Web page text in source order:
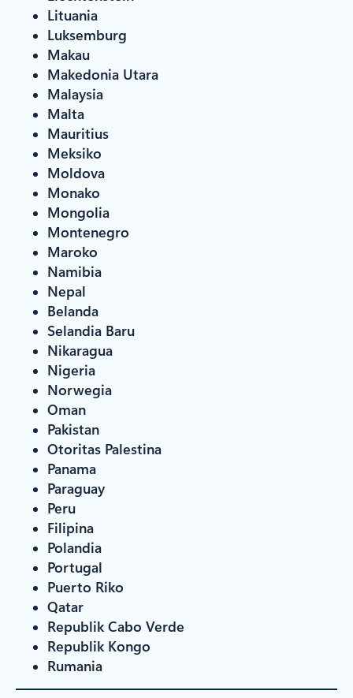
Lituania
Luksemburg
Makau
Makedonia Utara
Malaysia
Malta
Mauritius
Meksiko
Moldova
Monako
Mongolia
Montenegro
Maroko
Namibia
Nepal
Belanda
Selandia Baru
Nikaragua
Nigeria
Norwegia
Oman
Pakistan
Otoritas Palestina
Panama
Paraguay
Peru
Filipina
Polandia
Portugal
Puerto Riko
Qatar
Republik Cabo Verde
Republik Kongo
Rumania